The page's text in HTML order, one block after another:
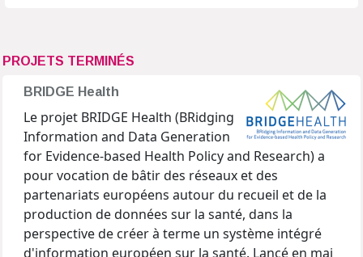
PROJETS TERMINÉS
BRIDGE Health
Le projet BRIDGE Health (BRidging
Information and Data Generation
for Evidence-based Health Policy and Research) a
pour vocation de bâtir des réseaux et des
partenariats européens autour du recueil et de la
production de données sur la santé, dans la
perspective de créer à terme un système intégré
d'information européen sur la santé. Lancé en mai